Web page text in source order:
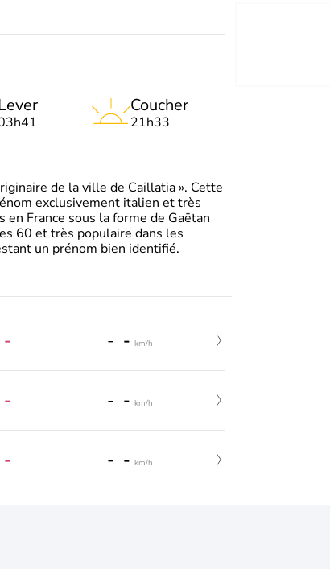
Coucher
21h33
de la ville de Caillatia ». Cette
exclusivement italien et très
France sous la forme de Gaëtan
60 et très populaire dans les
un prénom bien identifié.
- - - km/h
- - - km/h
- - - km/h